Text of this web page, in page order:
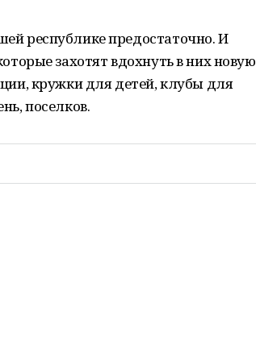
республике предостаточно. И
захотят вдохнуть в них новую
кружки для детей, клубы для
поселков.